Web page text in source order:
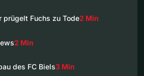
prügelt Fuchs zu Tode2 Min
2 Min
des FC Biels3 Min